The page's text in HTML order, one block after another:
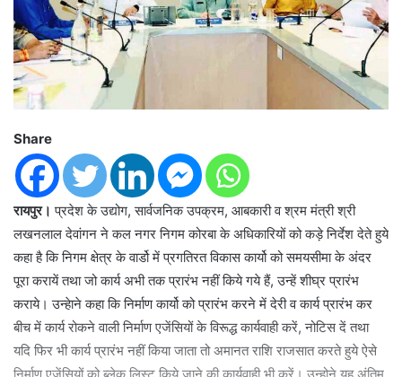
Share
रायपुर। प्रदेश के उद्योग, सार्वजनिक उपक्रम, आबकारी व श्रम मंत्री श्री
लखनलाल देवांगन ने कल नगर निगम कोरबा के अधिकारियों को कड़े निर्देश देते हुये
कहा है कि निगम क्षेत्र के वार्डो में प्रगतिरत विकास कार्यो को समयसीमा के अंदर
पूरा करायें तथा जो कार्य अभी तक प्रारंभ नहीं किये गये हैं, उन्हें शीघ्र प्रारंभ
कराये। उन्हेाने कहा कि निर्माण कार्यो को प्रारंभ करने में देरी व कार्य प्रारंभ कर
बीच में कार्य रोकने वाली निर्माण एजेंसियों के विरूद्ध कार्यवाही करें, नोटिस दें तथा
यदि फिर भी कार्य प्रारंभ नहीं किया जाता तो अमानत राशि राजसात करते हुये ऐसे